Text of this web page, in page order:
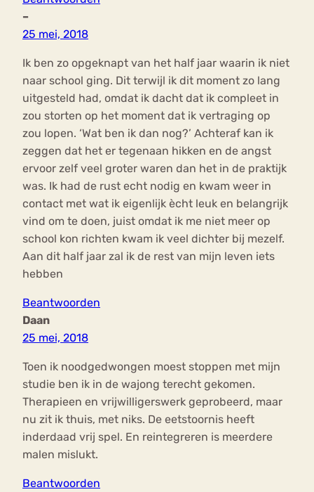
–
25 mei, 2018
Ik ben zo opgeknapt van het half jaar waarin ik niet
naar school ging. Dit terwijl ik dit moment zo lang
uitgesteld had, omdat ik dacht dat ik compleet in
zou storten op het moment dat ik vertraging op
zou lopen. ‘Wat ben ik dan nog?’ Achteraf kan ik
zeggen dat het er tegenaan hikken en de angst
ervoor zelf veel groter waren dan het in de praktijk
was. Ik had de rust echt nodig en kwam weer in
contact met wat ik eigenlijk ècht leuk en belangrijk
vind om te doen, juist omdat ik me niet meer op
school kon richten kwam ik veel dichter bij mezelf.
Aan dit half jaar zal ik de rest van mijn leven iets
hebben
Beantwoorden
Daan
25 mei, 2018
Toen ik noodgedwongen moest stoppen met mijn
studie ben ik in de wajong terecht gekomen.
Therapieen en vrijwilligerswerk geprobeerd, maar
nu zit ik thuis, met niks. De eetstoornis heeft
inderdaad vrij spel. En reintegreren is meerdere
malen mislukt.
Beantwoorden